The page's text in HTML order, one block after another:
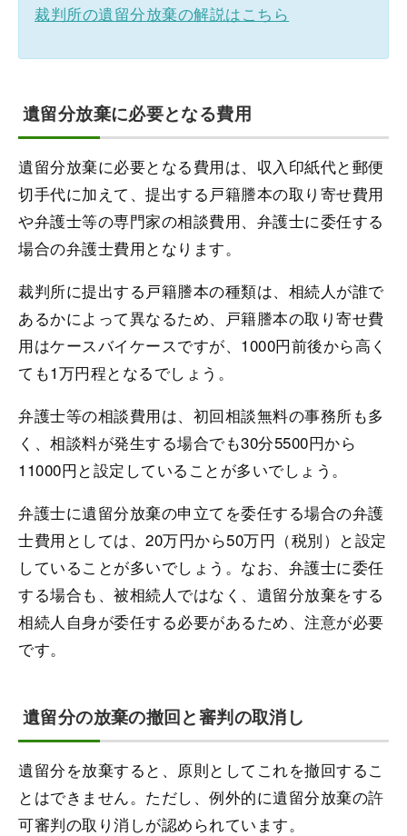
裁判所の遺留分放棄の解説はこちら
遺留分放棄に必要となる費用
遺留分放棄に必要となる費用は、収入印紙代と郵便
切手代に加えて、提出する戸籍謄本の取り寄せ費用
や弁護士等の専門家の相談費用、弁護士に委任する
場合の弁護士費用となります。
裁判所に提出する戸籍謄本の種類は、相続人が誰で
あるかによって異なるため、戸籍謄本の取り寄せ費
用はケースバイケースですが、1000円前後から高く
ても1万円程となるでしょう。
弁護士等の相談費用は、初回相談無料の事務所も多
く、相談料が発生する場合でも30分5500円から
11000円と設定していることが多いでしょう。
弁護士に遺留分放棄の申立てを委任する場合の弁護
士費用としては、20万円から50万円（税別）と設定
していることが多いでしょう。なお、弁護士に委任
する場合も、被相続人ではなく、遺留分放棄をする
相続人自身が委任する必要があるため、注意が必要
です。
遺留分の放棄の撤回と審判の取消し
遺留分を放棄すると、原則としてこれを撤回するこ
とはできません。ただし、例外的に遺留分放棄の許
可審判の取り消しが認められています。